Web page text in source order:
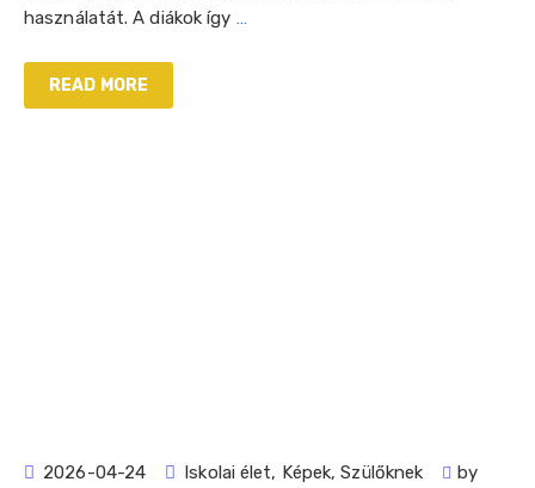
használatát. A diákok így …
READ MORE
2026-04-24 Iskolai élet, Képek,Szülőknek
by